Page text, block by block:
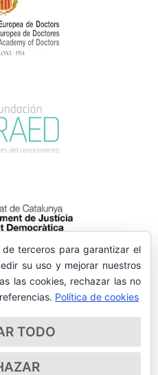
terceros para garantizar el
su uso y mejorar nuestros
las cookies, rechazar las no
Política de cookies
TODO